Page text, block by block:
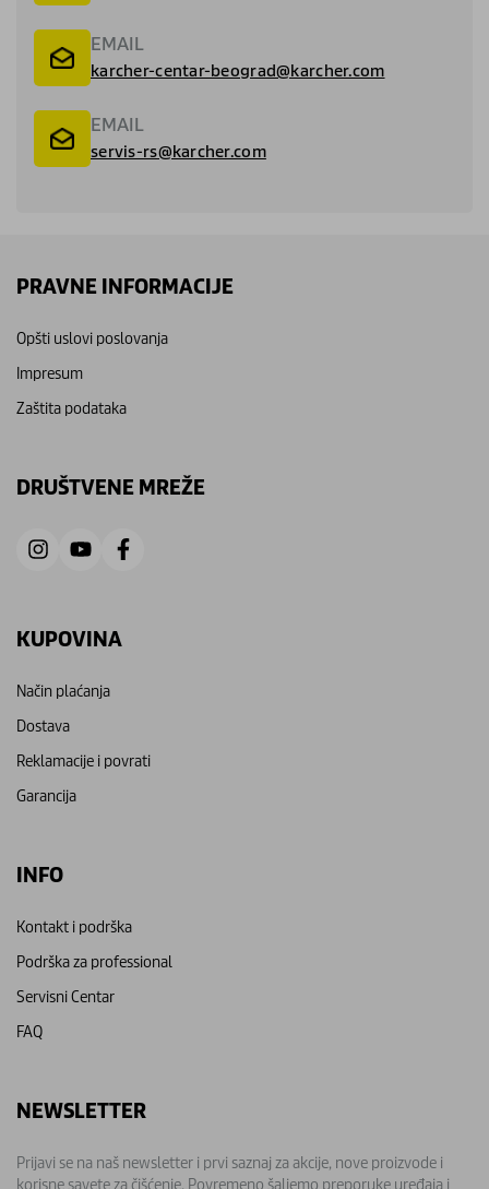
EMAIL
karcher-centar-beograd@karcher.com
EMAIL
servis-rs@karcher.com
PRAVNE INFORMACIJE
Opšti uslovi poslovanja
Impresum
Zaštita podataka
DRUŠTVENE MREŽE
KUPOVINA
Način plaćanja
Dostava
Reklamacije i povrati
Garancija
INFO
Kontakt i podrška
Podrška za professional
Servisni Centar
FAQ
NEWSLETTER
Prijavi se na naš newsletter i prvi saznaj za akcije, nove proizvode i
korisne savete za čišćenje. Povremeno šaljemo preporuke uređaja i